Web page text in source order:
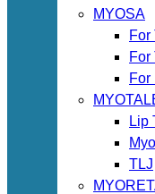
MYOSA
For
For
For
Lip
TLJ